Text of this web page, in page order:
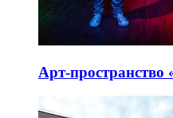
Арт-пространство